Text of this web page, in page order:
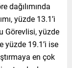
dağılımında
yüzde 13.1’i
Görevlisi, yüzde
yüzde 19.1’i ise
en çok